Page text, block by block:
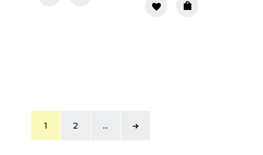
1 2 ...